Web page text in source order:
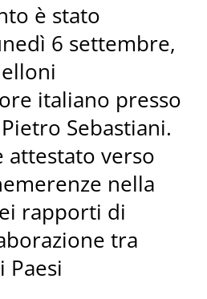
è stato
6 settembre,
italiano presso
Sebastiani.
verso
nella
rapporti di
tra
Paesi